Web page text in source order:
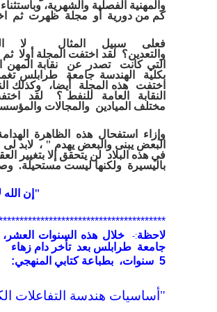
والمهنية الفصلية والشهرية،
كم من دورية أو مجلة ظهرت ثم
فعلى سبيل المثاللا
والتعدين؟ لقد اختفت المجلة أولاثم
التي كانتتصدر عن نقابة المهن
بكلية
الهندسة جامعةطرابلس
اختفت هذه المجلة
أيضا، وكذلك
النقابة العامة للنفط ؟ لقد
مختلف الميادين والمجالات
وإزاء استفحال هذه الظاهرة
البعض يبنى والبعض يهدم " ، لابد لى
في هذه البلاد لن يتحقق إلا بتغيير
باليسيرة ولكنهاليست مستحيلة.
"إن الله
لاحظة:- خلال هذه السنوات العشر،
جامعة طرابلس بعد تأخر دام زهاء
5 سنوات، بطباعة كتابي المنهجي:
"أساسيات هندسة التفاعلات